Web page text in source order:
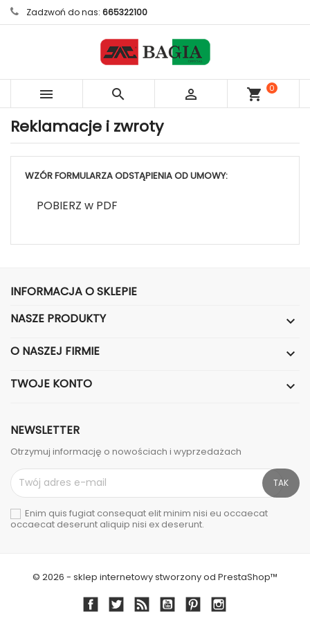
Zadzwoń do nas: 665322100
   shopping_cart
0
Reklamacje i zwroty
WZÓR FORMULARZA ODSTĄPIENIA OD UMOWY:
POBIERZ w PDF
INFORMACJA O SKLEPIE
NASZE PRODUKTY

O NASZEJ FIRMIE 
TWOJE KONTO 
NEWSLETTER
Otrzymuj informację o nowościach i wyprzedażach
Enim quis fugiat consequat elit minim nisi eu occaecat
occaecat deserunt aliquip nisi ex deserunt.
© 2026 - sklep internetowy stworzony od PrestaShop™
Facebook Twitter YouTube Pinterest